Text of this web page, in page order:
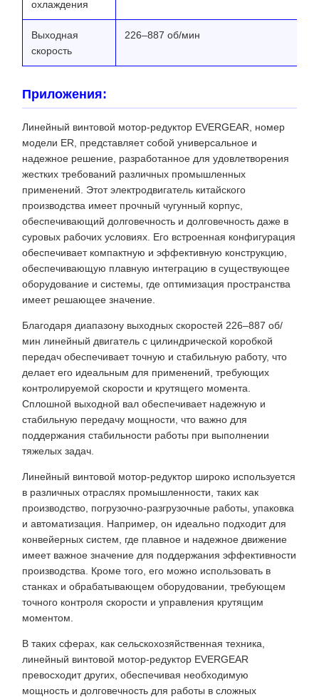
охлаждения
Выходная
скорость
226–887 об/мин
Приложения:
Линейный винтовой мотор-редуктор EVERGEAR, номер
модели ER, представляет собой универсальное и
надежное решение, разработанное для удовлетворения
жестких требований различных промышленных
применений. Этот электродвигатель китайского
производства имеет прочный чугунный корпус,
обеспечивающий долговечность и долговечность даже в
суровых рабочих условиях. Его встроенная конфигурация
обеспечивает компактную и эффективную конструкцию,
обеспечивающую плавную интеграцию в существующее
оборудование и системы, где оптимизация пространства
имеет решающее значение.
Благодаря диапазону выходных скоростей 226–887 об/
мин линейный двигатель с цилиндрической коробкой
передач обеспечивает точную и стабильную работу, что
делает его идеальным для применений, требующих
контролируемой скорости и крутящего момента.
Сплошной выходной вал обеспечивает надежную и
стабильную передачу мощности, что важно для
поддержания стабильности работы при выполнении
тяжелых задач.
Линейный винтовой мотор-редуктор широко используется
в различных отраслях промышленности, таких как
производство, погрузочно-разгрузочные работы, упаковка
и автоматизация. Например, он идеально подходит для
конвейерных систем, где плавное и надежное движение
имеет важное значение для поддержания эффективности
производства. Кроме того, его можно использовать в
станках и обрабатывающем оборудовании, требующем
точного контроля скорости и управления крутящим
моментом.
В таких сферах, как сельскохозяйственная техника,
линейный винтовой мотор-редуктор EVERGEAR
превосходит других, обеспечивая необходимую
мощность и долговечность для работы в сложных